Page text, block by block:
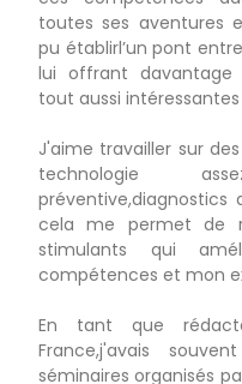
toutes ses aventures
pu établirl’un pont
lui offrant davantage
tout aussi
J'aime travailler sur
technologie
préventive,diagnostics
cela me permet de
stimulants qui
compétences et mon
En tant que
France,j'avais
séminaires organisés